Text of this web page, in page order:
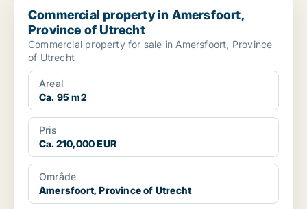
Commercial property in Amersfoort,
Province of Utrecht
Commercial property for sale in Amersfoort, Province
of Utrecht
Areal
Ca. 95 m2
Pris
Ca. 210,000 EUR
Område
Amersfoort, Province of Utrecht